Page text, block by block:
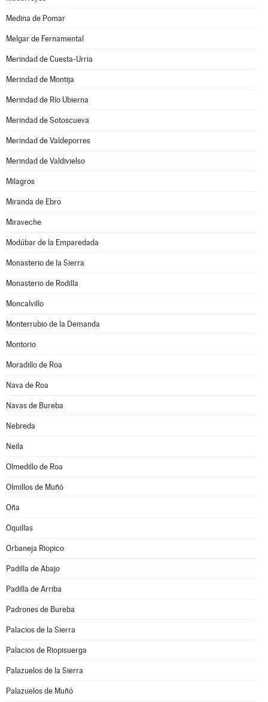
Medina de Pomar
Melgar de Fernamental
Merindad de Cuesta-Urria
Merindad de Montija
Merindad de Río Ubierna
Merindad de Sotoscueva
Merindad de Valdeporres
Merindad de Valdivielso
Milagros
Miranda de Ebro
Miraveche
Modúbar de la Emparedada
Monasterio de la Sierra
Monasterio de Rodilla
Moncalvillo
Monterrubio de la Demanda
Montorio
Moradillo de Roa
Nava de Roa
Navas de Bureba
Nebreda
Neila
Olmedillo de Roa
Olmillos de Muñó
Oña
Oquillas
Orbaneja Riopico
Padilla de Abajo
Padilla de Arriba
Padrones de Bureba
Palacios de la Sierra
Palacios de Riopisuerga
Palazuelos de la Sierra
Palazuelos de Muñó